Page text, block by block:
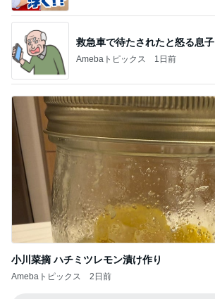
救急車で待たされたと怒る息子
Amebaトピックス 1日前
小川菜摘 ハチミツレモン漬け作り
Amebaトピックス 2日前